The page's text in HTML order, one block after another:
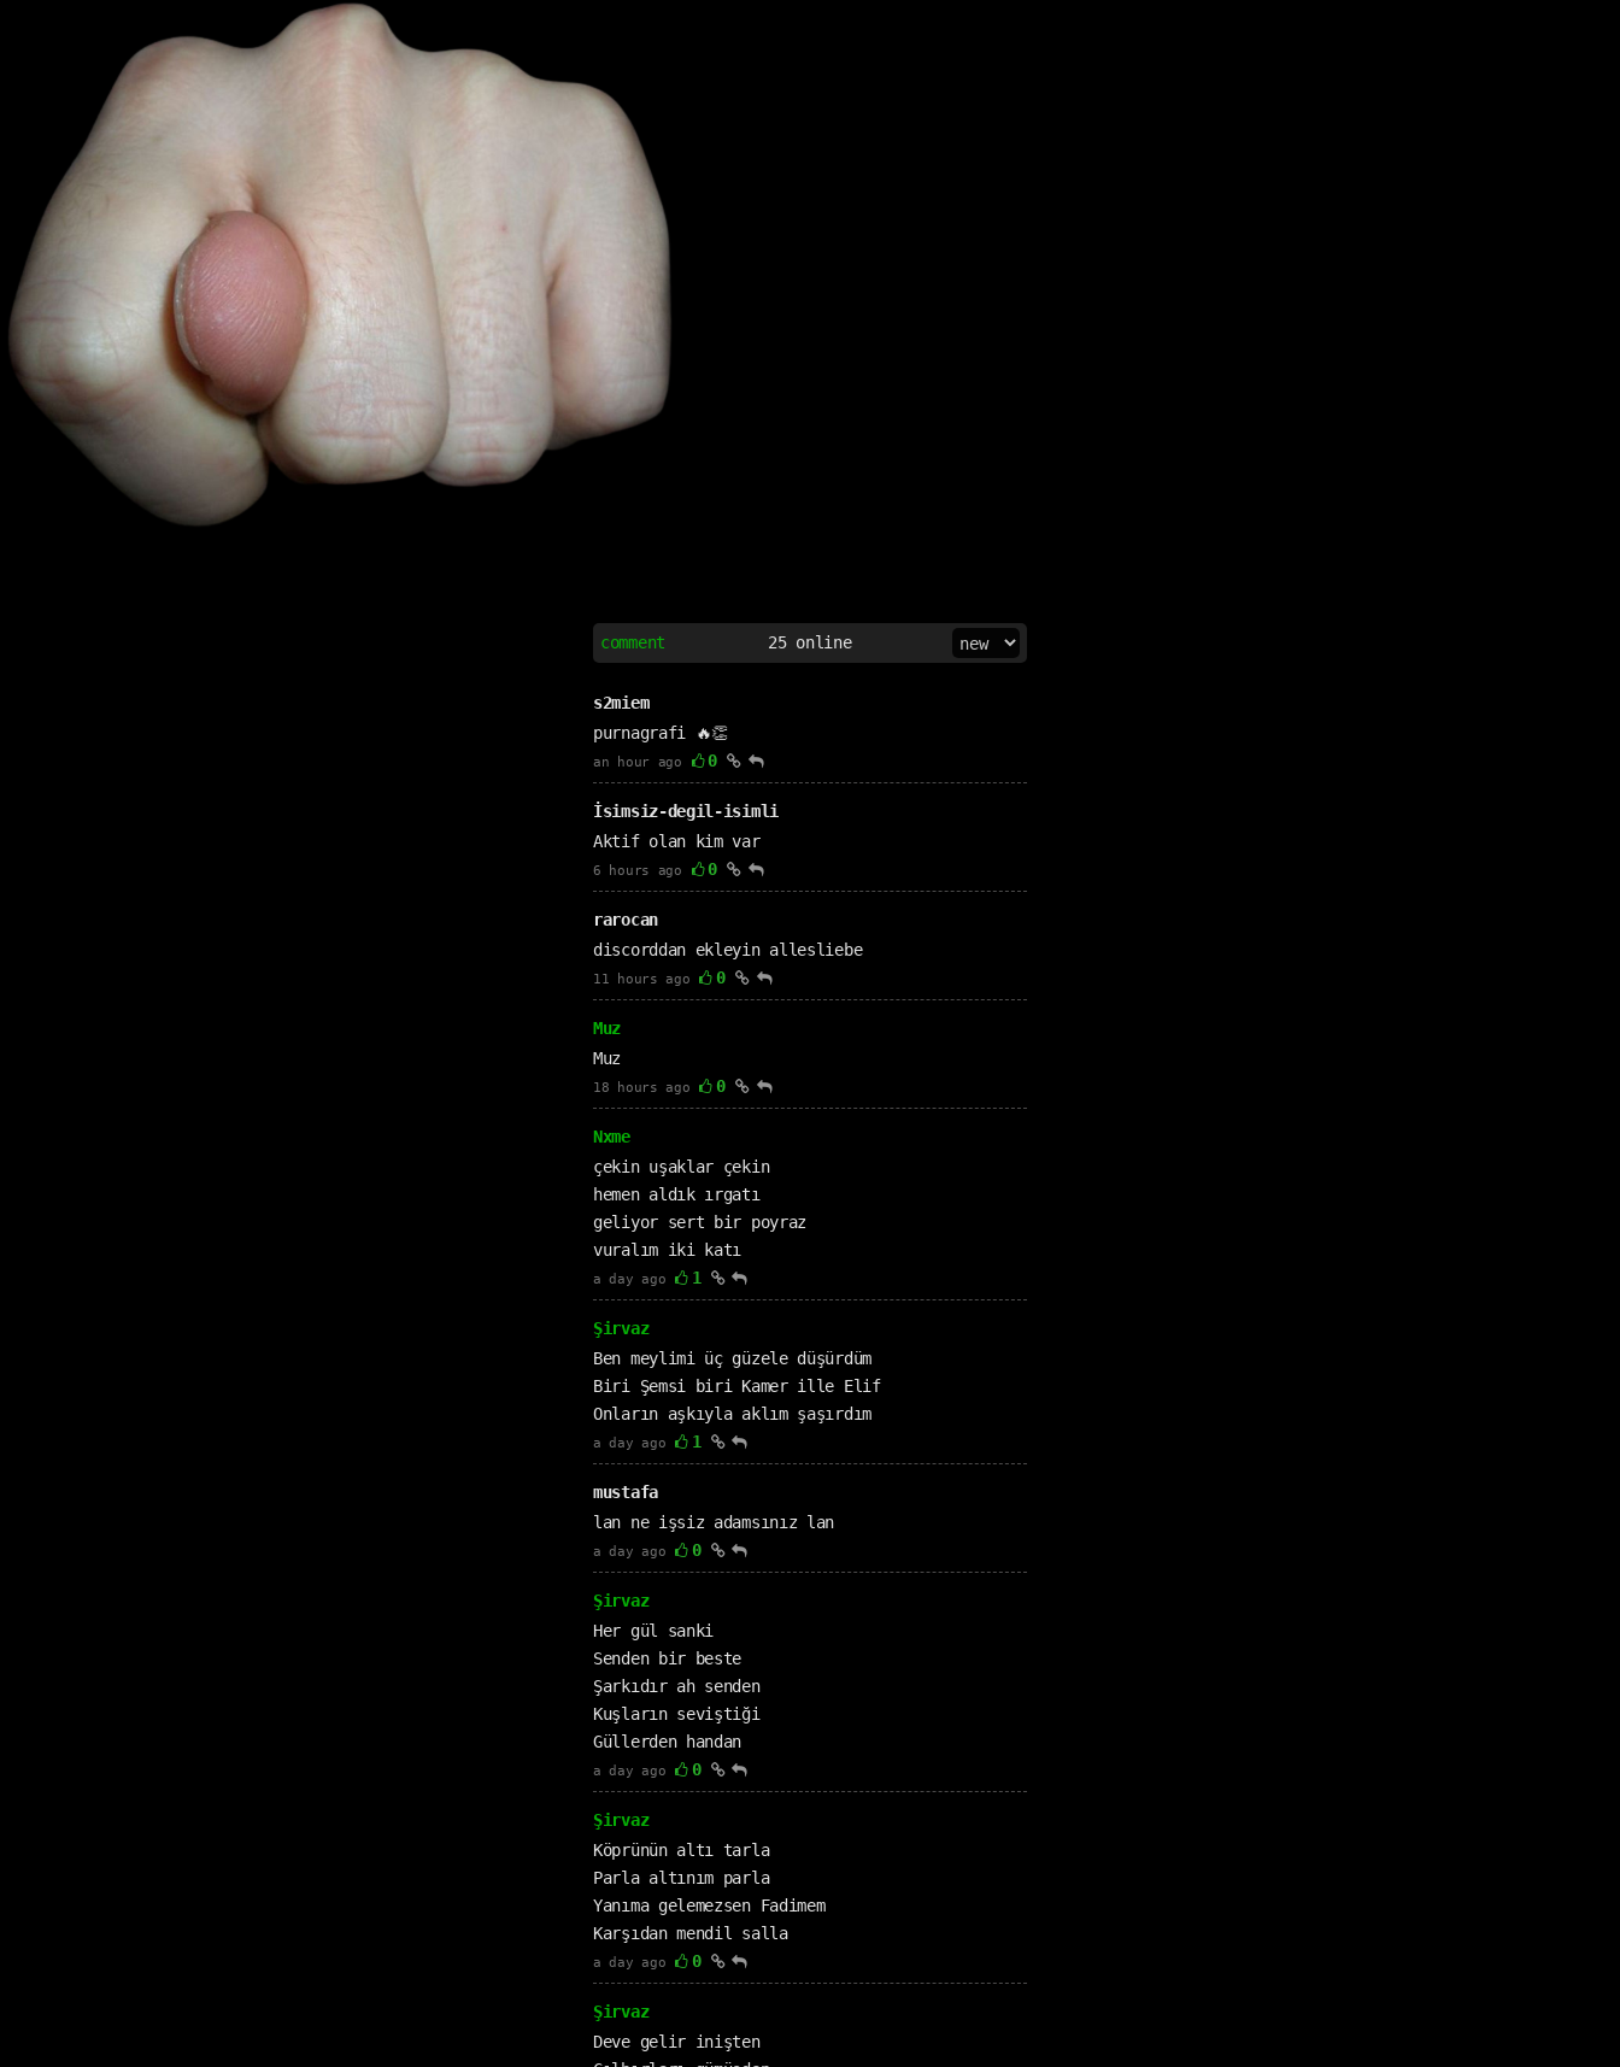
comment 25online
s2miem
purnagrafi 🔥👏
an hour ago 0
İsimsiz-degil-isimli
Aktif olan kim var
6 hours ago 0
rarocan
discorddan ekleyin allesliebe
11 hours ago 0
Muz
Muz
18 hours ago 0
Nxme
çekin uşaklar çekin
hemen aldık ırgatı
geliyor sert bir poyraz
vuralım iki katı
a day ago 1
Şirvaz
Ben meylimi üç güzele düşürdüm
Biri Şemsi biri Kamer ille Elif
Onların aşkıyla aklım şaşırdım
a day ago 1
mustafa
lan ne işsiz adamsınız lan
a day ago 0
Şirvaz
Her gül sanki
Senden bir beste
Şarkıdır ah senden
Kuşların seviştiği
Güllerden handan
a day ago 0
Şirvaz
Köprünün altı tarla
Parla altınım parla
Yanıma gelemezsen Fadimem
Karşıdan mendil salla
a day ago 0
Şirvaz
Deve gelir inişten